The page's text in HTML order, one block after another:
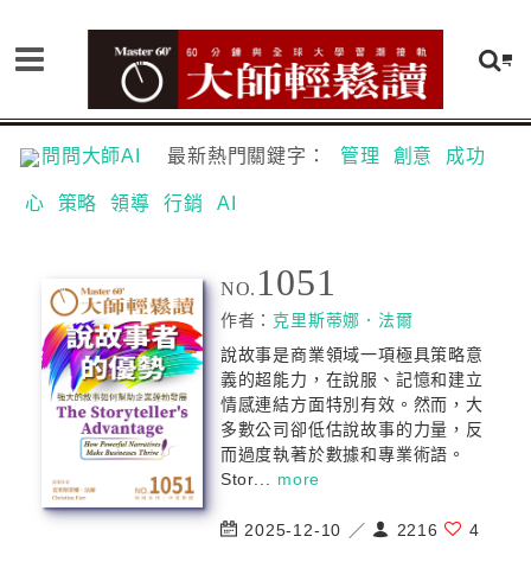
問問大師AI 最新熱門關鍵字： 管理 創意 成功
心 策略 領導 行銷 AI
NO. 1051
作者： 克里斯蒂娜．法爾
說故事是商業領域一項極具策略意
義的超能力，在說服、記憶和建立
情感連結方面特別有效。然而，大
多數公司卻低估說故事的力量，反
而過度執著於數據和專業術語。
Stor... more
2025-12-10 ／ 2216 4